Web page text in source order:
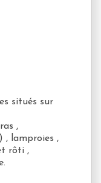
situés sur
,
, lamproies ,
rôti ,